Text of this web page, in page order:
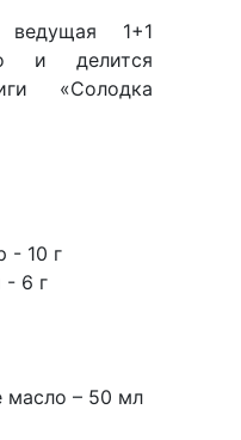
1+1
и делится
«Солодка
- 10 г
6 г
масло – 50 мл